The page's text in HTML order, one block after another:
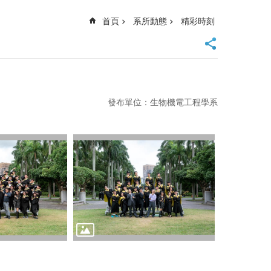
首頁 系所動態 精彩時刻
發布單位：生物機電工程學系